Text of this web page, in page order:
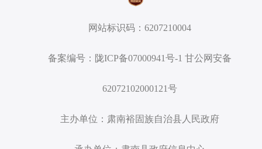
网站标识码：6207210004
备案编号：陇ICP备07000941号-1 甘公网安备
62072102000121号
主办单位：肃南裕固族自治县人民政府